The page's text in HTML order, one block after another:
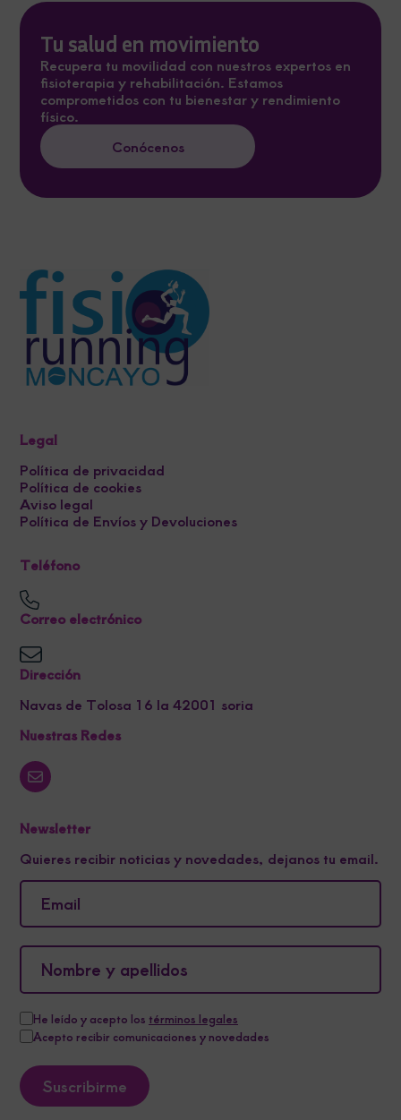
Tu salud en movimiento
Recupera tu movilidad con nuestros expertos en
fisioterapia y rehabilitación. Estamos
comprometidos con tu bienestar y rendimiento
físico.
Conócenos
Legal
Política de privacidad
Política de cookies
Aviso legal
Política de Envíos y Devoluciones
Teléfono
Correo electrónico
Dirección
Navas de Tolosa 16 la 42001 soria
Nuestras Redes
Newsletter
Quieres recibir noticias y novedades, dejanos tu email.
He leído y acepto los términos legales
Acepto recibir comunicaciones y novedades